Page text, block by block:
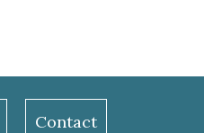
Contact